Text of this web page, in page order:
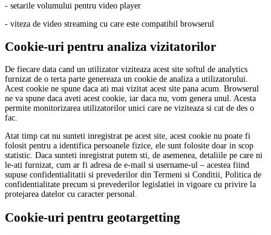
- setarile volumului pentru video player
- viteza de video streaming cu care este compatibil browserul
Cookie-uri pentru analiza vizitatorilor
De fiecare data cand un utilizator viziteaza acest site softul de analytics
furnizat de o terta parte genereaza un cookie de analiza a utilizatorului.
Acest cookie ne spune daca ati mai vizitat acest site pana acum. Browserul
ne va spune daca aveti acest cookie, iar daca nu, vom genera unul. Acesta
permite monitorizarea utilizatorilor unici care ne viziteaza si cat de des o
fac.
Atat timp cat nu sunteti inregistrat pe acest site, acest cookie nu poate fi
folosit pentru a identifica persoanele fizice, ele sunt folosite doar in scop
statistic. Daca sunteti inregistrat putem sti, de asemenea, detaliile pe care ni
le-ati furnizat, cum ar fi adresa de e-mail si username-ul – acestea fiind
supuse confidentialitatii si prevederilor din Termeni si Conditii, Politica de
confidentialitate precum si prevederilor legislatiei in vigoare cu privire la
protejarea datelor cu caracter personal.
Cookie-uri pentru geotargetting